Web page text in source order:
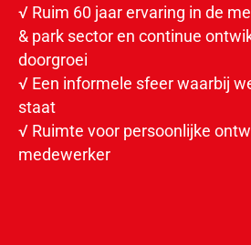
√ Ruim 60 jaar ervaring in de
& park sector en continue
doorgroei
√ Een informele sfeer waarbij
staat
√ Ruimte voor persoonlijke
medewerker